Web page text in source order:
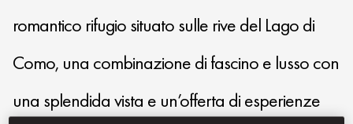
romantico rifugio situato sulle rive del Lago di
Como, una combinazione di fascino e lusso con
una splendida vista e un’offerta di esperienze